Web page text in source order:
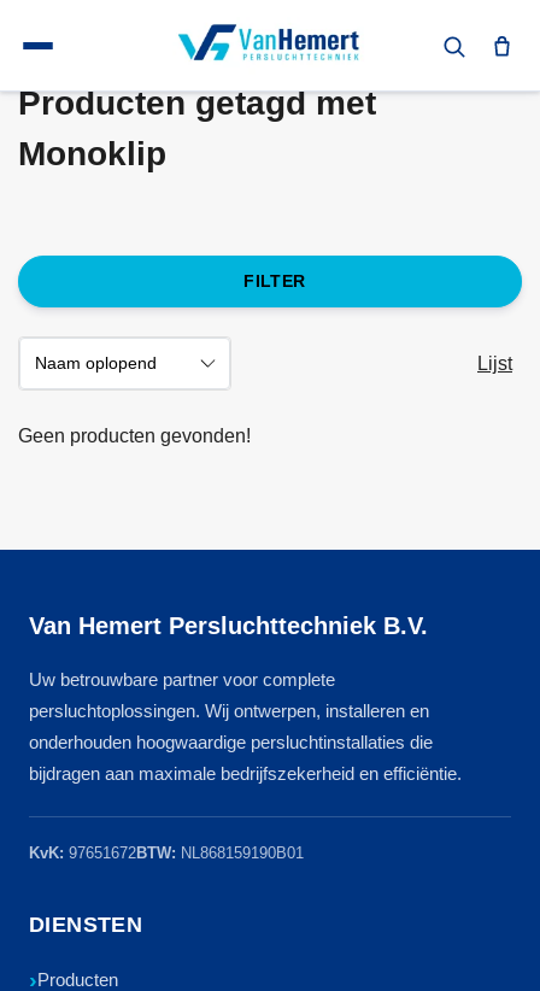
Terug naar home Tags Monoklip
Producten getagd met
Monoklip
FILTER
Lijst
Geen producten gevonden!
Van Hemert Persluchttechniek B.V.
Uw betrouwbare partner voor complete
persluchtoplossingen. Wij ontwerpen, installeren en
onderhouden hoogwaardige persluchtinstallaties die
bijdragen aan maximale bedrijfszekerheid en efficiëntie.
KvK: 97651672BTW: NL868159190B01
DIENSTEN
Producten